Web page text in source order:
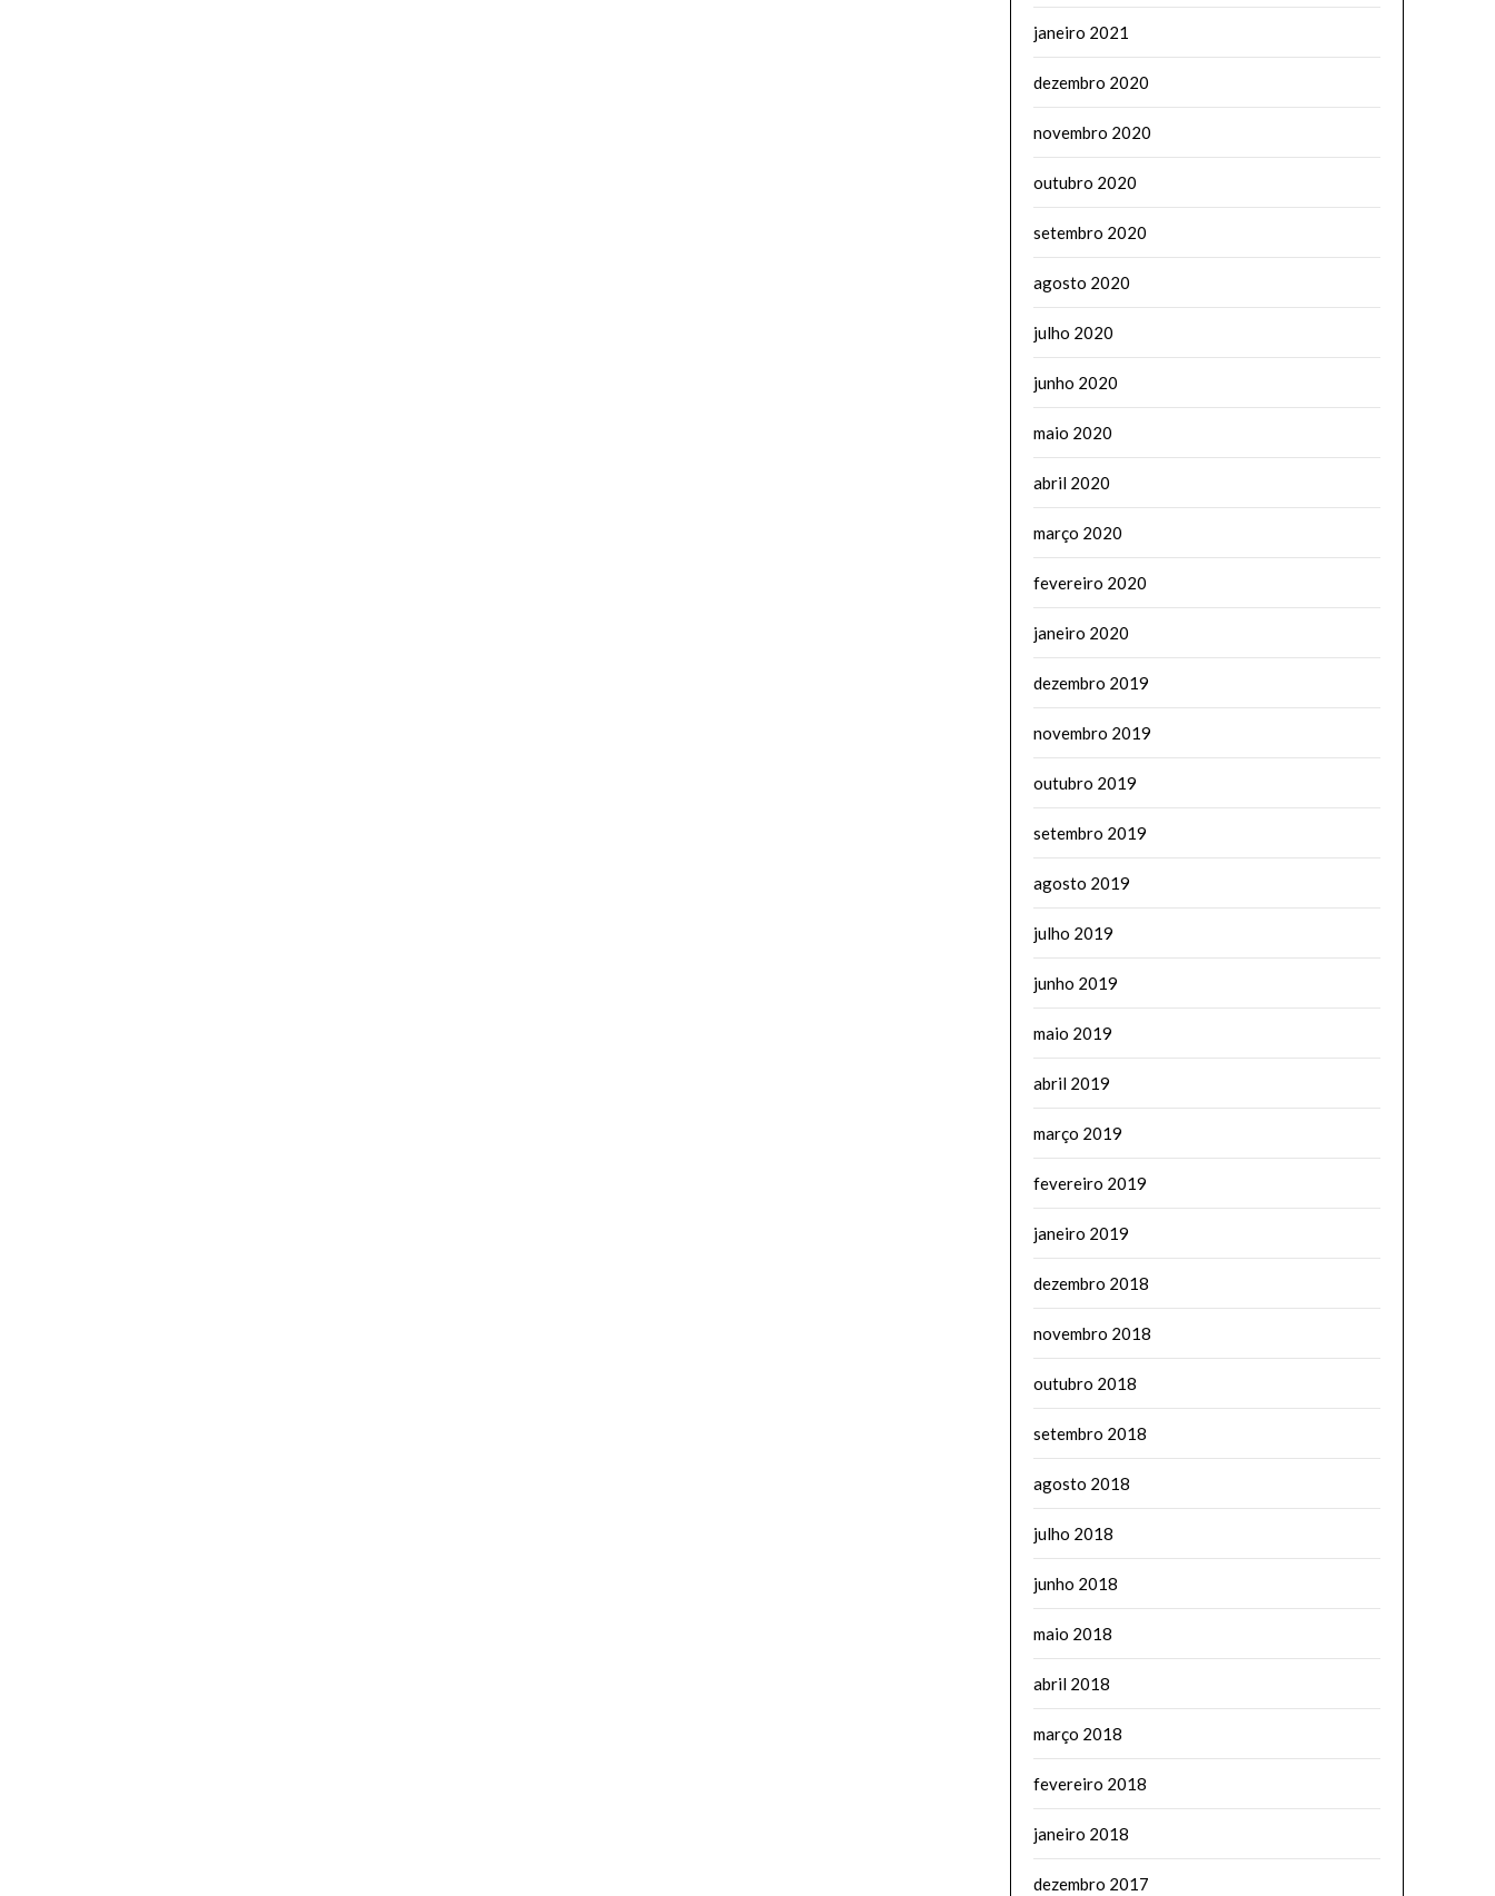
janeiro 2021
dezembro 2020
novembro 2020
outubro 2020
setembro 2020
agosto 2020
julho 2020
junho 2020
maio 2020
abril 2020
março 2020
fevereiro 2020
janeiro 2020
dezembro 2019
novembro 2019
outubro 2019
setembro 2019
agosto 2019
julho 2019
junho 2019
maio 2019
abril 2019
março 2019
fevereiro 2019
janeiro 2019
dezembro 2018
novembro 2018
outubro 2018
setembro 2018
agosto 2018
julho 2018
junho 2018
maio 2018
abril 2018
março 2018
fevereiro 2018
janeiro 2018
dezembro 2017